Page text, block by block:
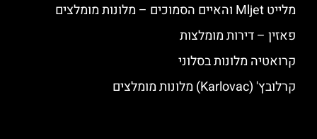
מלייט Mljet והאיים הסמוכים – מלונות מומלצים
פאזין – דירות מומלצות
קרואטיה מלונות בסלוני
קרלובץ' (Karlovac) מלונות מומלצים